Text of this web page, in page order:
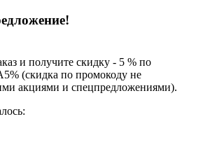
и получите скидку - 5 % по
(скидка по промокоду не
акциями и спецпредложениями).